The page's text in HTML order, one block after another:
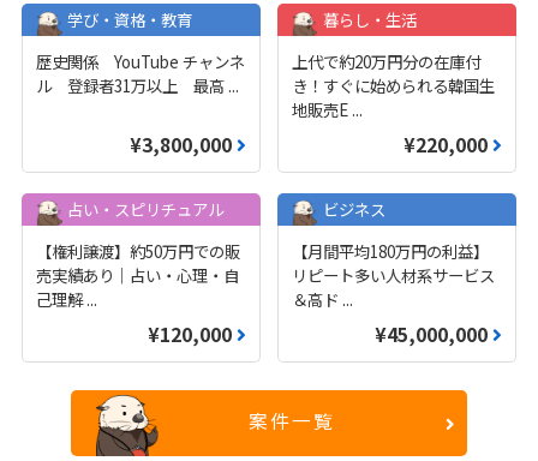
学び・資格・教育
歴史関係 YouTube チャンネ
ル 登録者31万以上 最高 ...
¥3,800,000
暮らし・生活
上代で約20万円分の在庫付
き！すぐに始められる韓国生
地販売E ...
¥220,000
占い・スピリチュアル
【権利譲渡】約50万円での販
売実績あり｜占い・心理・自
己理解...
¥120,000
ビジネス
【月間平均180万円の利益】
リピート多い人材系サービス
＆高ド ...
¥45,000,000
案件一覧